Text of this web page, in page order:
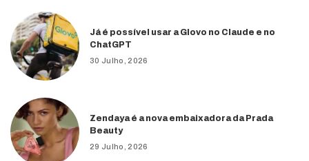
Já é possível usar a Glovo no Claude e no
ChatGPT
30 Julho, 2026
Zendaya é a nova embaixadora da Prada
Beauty
29 Julho, 2026